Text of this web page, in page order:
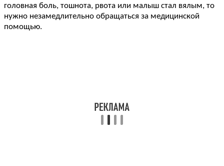
головная боль, тошнота, рвота или малыш стал вялым, то
нужно незамедлительно обращаться за медицинской
помощью.